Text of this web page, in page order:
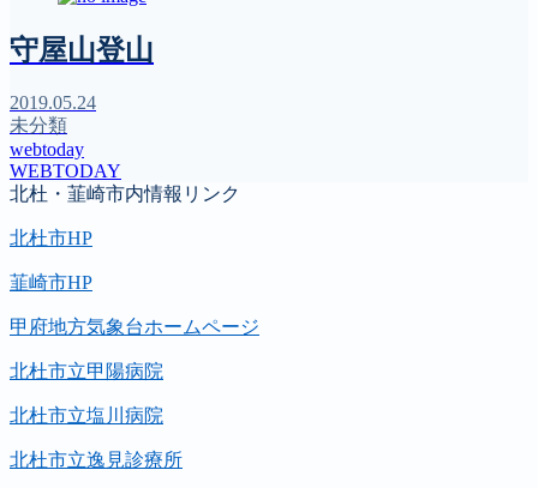
守屋山登山
2019.05.24
未分類
webtoday
WEBTODAY
北杜・韮崎市内情報リンク
北杜市HP
韮崎市HP
甲府地方気象台ホームページ
北杜市立甲陽病院
北杜市立塩川病院
北杜市立逸見診療所